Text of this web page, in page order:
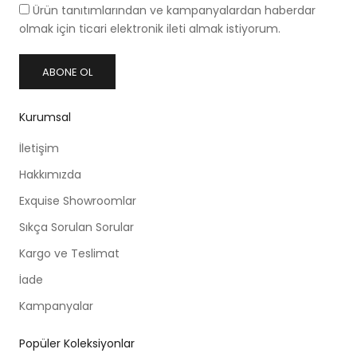
Ürün tanıtımlarından ve kampanyalardan haberdar
olmak için ticari elektronik ileti almak istiyorum.
ABONE OL
Kurumsal
İletişim
Hakkımızda
Exquise Showroomlar
Sıkça Sorulan Sorular
Kargo ve Teslimat
İade
Kampanyalar
Popüler Koleksiyonlar